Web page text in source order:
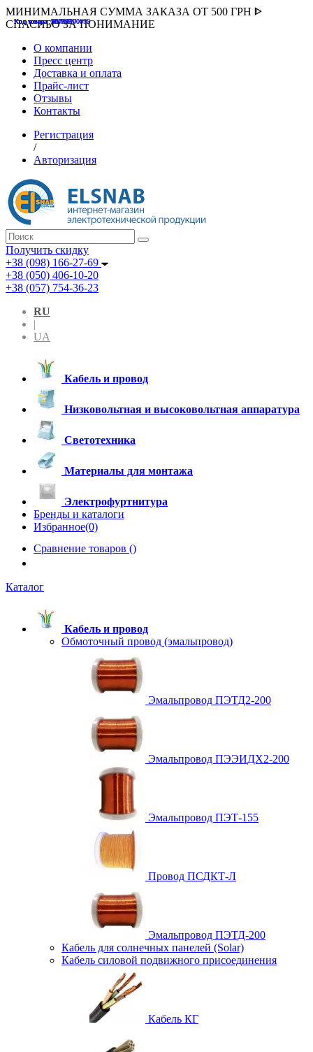
МИНИМАЛЬНАЯ СУММА ЗАКАЗА ОТ 500 ГРН ᐈ
СПАСИБО ЗА ПОНИМАНИЕ
О компании
Пресс центр
Доставка и оплата
Прайс-лист
Отзывы
Контакты
Регистрация
/
Авторизация
Получить скидку
+38 (098) 166-27-69
+38 (050) 406-10-20
+38 (057) 754-36-23
RU
|
UA
Кабель и провод
Низковольтная и высоковольтная аппаратура
Светотехника
Материалы для монтажа
Электрофуртнитура
Бренды и каталоги
Избранное(0)
Сравнение товаров ()
Каталог
Кабель и провод
Обмоточный провод (эмальпровод)
Эмальпровод ПЭТД2-200
Эмальпровод ПЭЭИДХ2-200
Эмальпровод ПЭТ-155
Провод ПСДКТ-Л
Эмальпровод ПЭТД-200
Кабель для солнечных панелей (Solar)
Кабель силовой подвижного присоединения
Кабель КГ
Код товара :507000
Код товара :HUK-K00058
Код товара :Т075177
Код товара :pnsv12
Код товара :HUK-K00072